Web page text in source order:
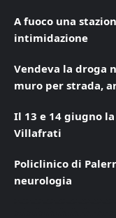
A fuoco una
intimidazione
Vendeva la droga
muro per strada,
Il 13 e 14 giugno
Villafrati
Policlinico di
neurologia